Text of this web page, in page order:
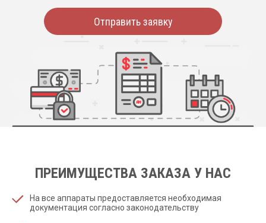
Отправить заявку
ПРЕИМУЩЕСТВА ЗАКАЗА У НАС
На все аппараты предоставляется необходимая
документация согласно законодательству